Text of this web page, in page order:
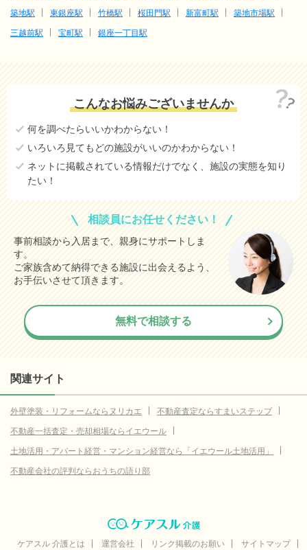
築地駅
東銀座駅 竹橋駅 桜田門駅 新富町駅
築地市場駅
三越前駅
宝町駅 銀座一丁目駅
こんなお悩みございませんか
何を調べたらいいかわからない！
いろいろ見てもどの施設がいいのかわからない！
ネットに掲載されている情報だけでなく、施設の実態を知り
たい！
相談員にお任せください！
事前相談から入居まで、親身にサポートしま
す。
ご家族含めて納得できる施設に出会えるよう、
お手伝いさせて頂きます。
無料で相談する
関連サイト
外壁塗装・リフォームならヌリカエ
不動産査定ならすまいステップ
不動産一括査定・売却相場ならイエウール
土地活用・アパート経営・マンション経営なら「イエウール土地活用」
不動産会社の評判ならおうちの語り部
ケアスル 介護とは 運営会社 リンク掲載のお願い サイトマップ